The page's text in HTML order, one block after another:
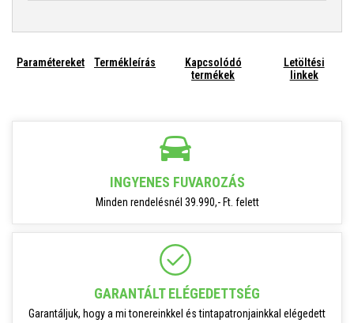
Paramétereket Termékleírás
Kapcsolódó
termékek
Letöltési
linkek
INGYENES FUVAROZÁS
Minden rendelésnél 39.990,- Ft. felett
GARANTÁLT ELÉGEDETTSÉG
Garantáljuk, hogy a mi tonereinkkel és tintapatronjainkkal elégedett